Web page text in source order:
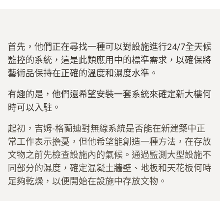
首先，他們正在尋找一種可以對設施進行24/7全天候
監控的系統，這是此類應用中的標準需求，以確保將
藝術品保持在正確的溫度和濕度水準。
有趣的是，他們還希望安裝一套系統來確定新大樓何
時可以入駐。
起初，吉姆-格蘭迪對無線系統是否能在新建築中正
常工作表示擔憂，但他希望能創造一種方法，在存放
文物之前先檢查設施內的氣候。通過監測大型設施不
同部分的濕度，確定混凝土牆壁、地板和天花板何時
足夠乾燥，以便開始在設施中存放文物。